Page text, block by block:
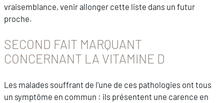
vraisemblance, venir allonger cette liste dans un futur
proche.
SECOND FAIT MARQUANT
CONCERNANT LA VITAMINE D
Les malades souffrant de l’une de ces pathologies ont tous
un symptôme en commun : ils présentent une carence en